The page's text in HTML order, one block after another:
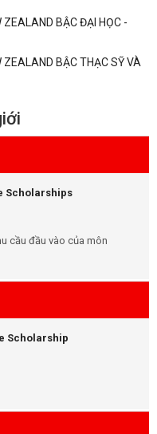
ZEALAND BẬC ĐẠI HỌC -
ZEALAND BẬC THẠC SỸ VÀ
Scholarships
cầu đầu vào của môn
Scholarship